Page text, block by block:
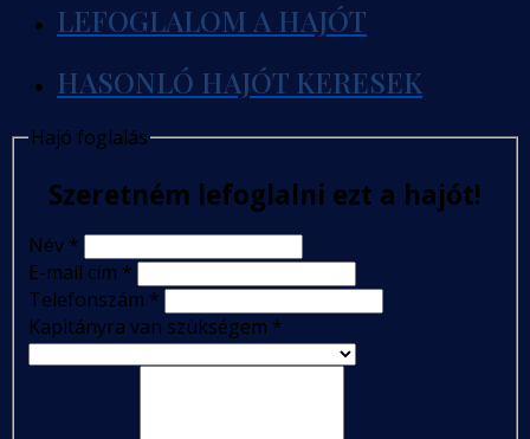
LEFOGLALOM A HAJÓT
HASONLÓ HAJÓT KERESEK
Hajó foglalás
Szeretném lefoglalni ezt a hajót!
Név *
E-mail cím *
Telefonszám *
Kapitányra van szükségem *